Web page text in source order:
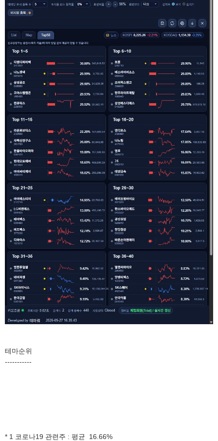
테마순위
-----------
* 1 코로나19 관련주 : 평균 16.66%